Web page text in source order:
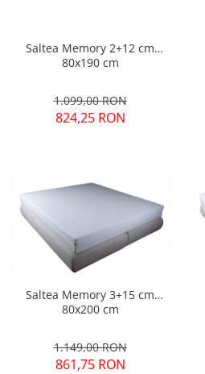
Saltea Memory 2+12 cm
80x190 cm
1.099,00 RON
824,25 RON
Saltea Memory 3+15 cm
80x200 cm
1.149,00 RON
861,75 RON